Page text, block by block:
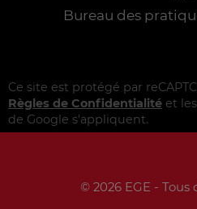
Bureau des
Ce site est protégé par
Règles de Confidentialité et les
de Google s'appliquent.
© 2026 EGE - Tous